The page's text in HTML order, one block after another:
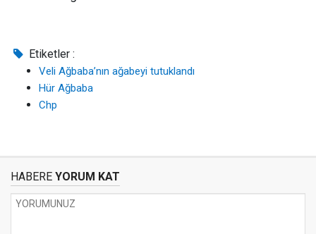
Etiketler :
Veli Ağbaba’nın ağabeyi tutuklandı
Hür Ağbaba
Chp
HABERE YORUM KAT